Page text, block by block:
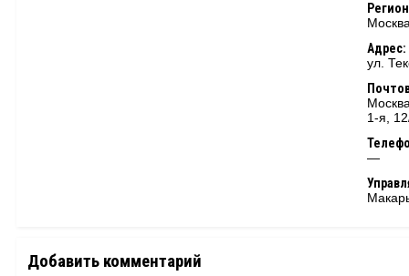
Адрес:
ул.
1-я,
—
Добавить комментарий